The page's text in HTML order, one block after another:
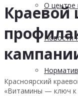
О центре
Новости
Краевой
Красноярский
«Витамины — ключ к